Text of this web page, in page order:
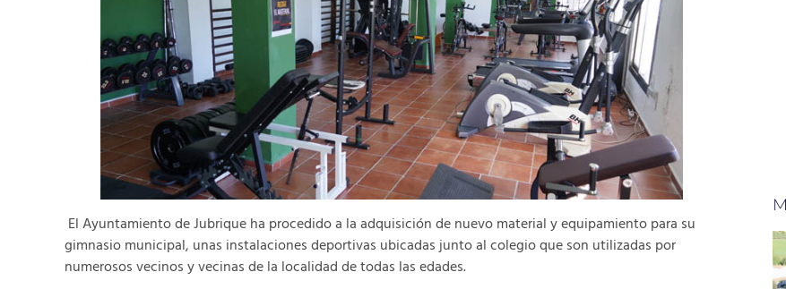
El Ayuntamiento de Jubrique ha procedido a la adquisición de nuevo material y equipamiento para su
gimnasio municipal, unas instalaciones deportivas ubicadas junto al colegio que son utilizadas por
numerosos vecinos y vecinas de la localidad de todas las edades.